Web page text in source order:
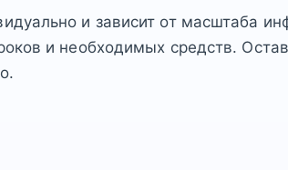
и зависит от масштаба
и необходимых средств.